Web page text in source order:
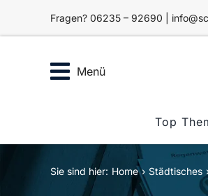
Fragen? 06235 – 92690 |
Menü
Top
Sie sind hier: Home Städtisches